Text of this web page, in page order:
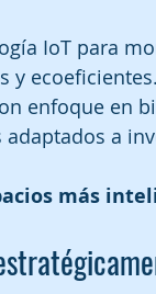
IoT para
y ecoeficientes.
enfoque en
a
más